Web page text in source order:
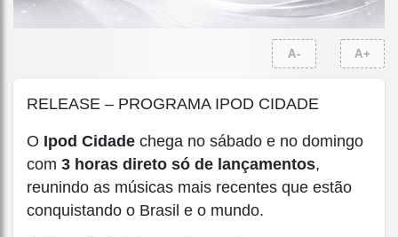
A- A+
RELEASE – PROGRAMA IPOD CIDADE
O Ipod Cidade chega no sábado e no domingo
com 3 horas direto só de lançamentos,
reunindo as músicas mais recentes que estão
conquistando o Brasil e o mundo.